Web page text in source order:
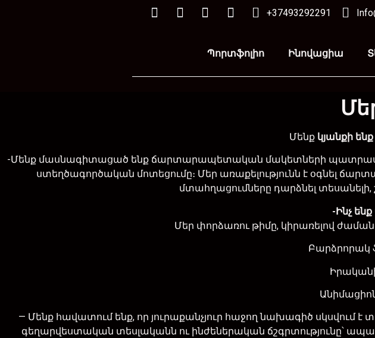
+37493292291
Պորտֆոլիո Ինովացիա
Մենքկյանքի
-Մենք մասնագիտացած ենք ճարտարապետական մակետների
ստեղծագործական մոտեցումը։ Մեր առաքելությունն է օգնել
մտահղացումները դարձնել
-Ինչ
Մեր փորձառու թիմը, կիրառելով
Բարձրորակ
— Մենք հավատում ենք, որ յուրաքանչյուր հաջող նախագիծ
գեղարվեստական տեսլականն ու ինժեներական ճշգրտությունը՝